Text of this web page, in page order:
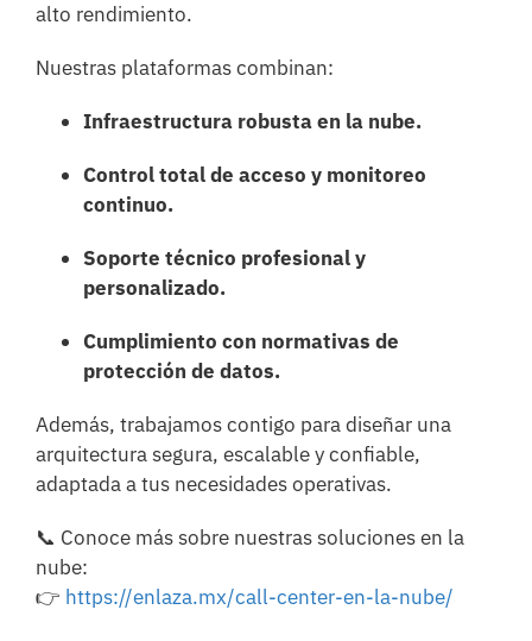
alto rendimiento.
Nuestras plataformas combinan:
Infraestructura robusta en la nube.
Control total de acceso y monitoreo
continuo.
Soporte técnico profesional y
personalizado.
Cumplimiento con normativas de
protección de datos.
Además, trabajamos contigo para diseñar una
arquitectura segura, escalable y confiable,
adaptada a tus necesidades operativas.
📞 Conoce más sobre nuestras soluciones en la
nube:
👉 https://enlaza.mx/call-center-en-la-nube/